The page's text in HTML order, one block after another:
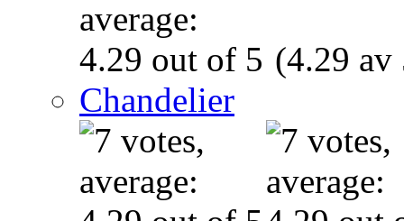
(4.29 av
Chandelier